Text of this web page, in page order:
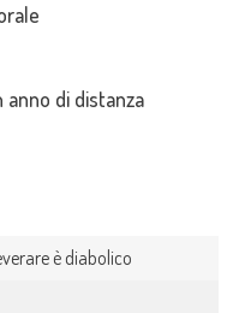
anno di distanza
è diabolico